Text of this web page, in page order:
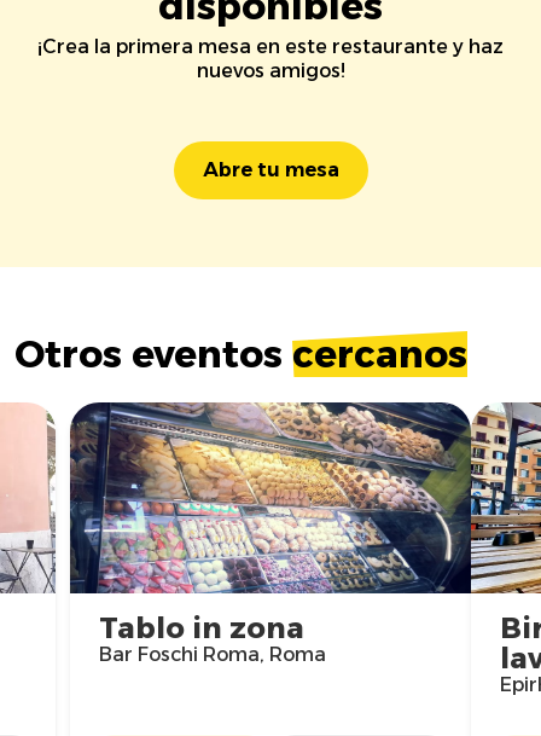
¡Crea la primera mesa en este restaurante y haz
nuevos amigos!
Abre tu mesa
Otros eventos cercanos
Tablo in zona
Bar Foschi Roma, Roma